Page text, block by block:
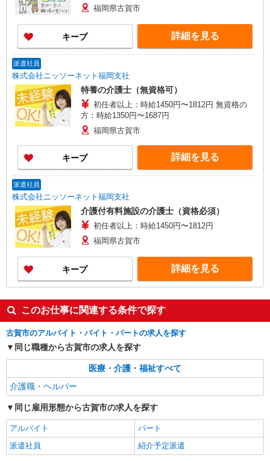
福岡県古賀市
キープ 詳細を見る
派遣社員
株式会社ニッソーネット福岡支社
特養の介護士（無資格可）
初任者以上：時給1450円〜1812円 無資格の
方：時給1350円〜1687円
福岡県古賀市
キープ 詳細を見る
派遣社員
株式会社ニッソーネット福岡支社
介護付有料施設の介護士（資格必須）
初任者以上：時給1450円〜1812円
福岡県古賀市
キープ 詳細を見る
このお仕事に関連する条件で探す
古賀市のアルバイト・バイト・パートの求人を探す
同じ職種から古賀市の求人を探す
医療・介護・福祉すべて
介護職・ヘルパー
同じ雇用形態から古賀市の求人を探す
アルバイト
パート
派遣社員
紹介予定派遣